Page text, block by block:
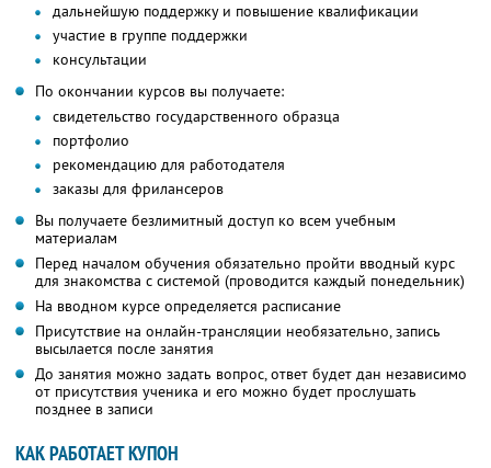
дальнейшую поддержку и повышение квалификации
участие в группе поддержки
консультации
По окончании курсов вы получаете:
свидетельство государственного образца
портфолио
рекомендацию для работодателя
заказы для фрилансеров
Вы получаете безлимитный доступ ко всем учебным
материалам
Перед началом обучения обязательно пройти вводный курс
для знакомства с системой (проводится каждый понедельник)
На вводном курсе определяется расписание
Присутствие на онлайн-трансляции необязательно, запись
высылается после занятия
До занятия можно задать вопрос, ответ будет дан независимо
от присутствия ученика и его можно будет прослушать
позднее в записи
КАК РАБОТАЕТ КУПОН